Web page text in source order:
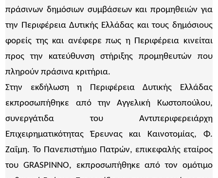
πράσινων δημόσιων συμβάσεων και προμηθειών για
την Περιφέρεια Δυτικής Ελλάδας και τους δημόσιους
φορείς της και ανέφερε πως η Περιφέρεια κινείται
προς την κατεύθυνση στήριξης προμηθευτών που
πληρούν πράσινα κριτήρια.
Στην εκδήλωση η Περιφέρεια Δυτικής Ελλάδας
εκπροσωπήθηκε από την Αγγελική Κωστοπούλου,
συνεργάτιδα του Αντιπεριφερειάρχη
Επιχειρηματικότητας Έρευνας και Καινοτομίας, Φ.
Ζαΐμη. Το Πανεπιστήμιο Πατρών, επικεφαλής εταίρος
του GRASPINNO, εκπροσωπήθηκε από τον ομότιμο